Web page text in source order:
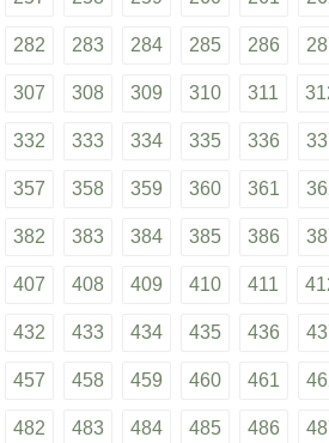
282 283 284 285 286
307 308 309 310 311
332 333 334 335 336
357 358 359 360 361
382 383 384 385 386
407 408 409 410 411
432 433 434 435 436
457 458 459 460 461
482 483 484 485 486